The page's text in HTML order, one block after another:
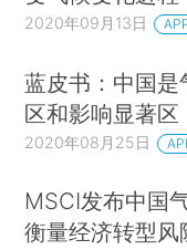
2020年09月13日
蓝皮书：中国是
区和影响显著区
2020年08月25日
MSCI发布中国
衡量经济转型风